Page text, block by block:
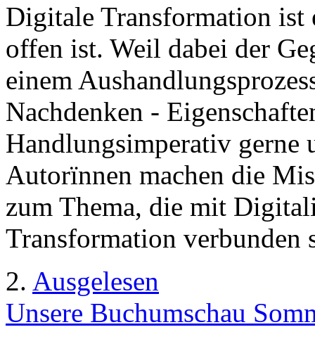
Digitale Transformation ist
offen ist. Weil dabei der
einem
Nachdenken -
Handlungsimperativ gerne
Autorïnnen machen die
zum Thema, die mit
Transformation verbunden
2. Ausgelesen
Unsere Buchumschau